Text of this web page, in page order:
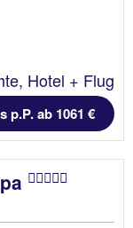
Hotel + Flug
p.P. ab 1061 €